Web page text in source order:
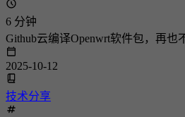
6 分钟
Github云编译Openwrt软件包，再也
2025-10-12
技术分享